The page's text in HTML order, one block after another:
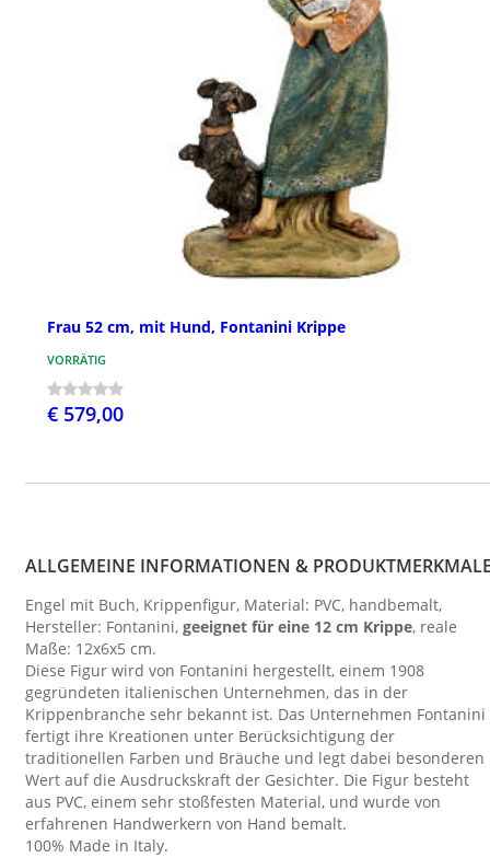
Frau 52 cm, mit Hund, Fontanini Krippe
VORRÄTIG
€ 579,00
ALLGEMEINE INFORMATIONEN &
Engel mit Buch, Krippenfigur, Material: PVC, handbemalt,
Hersteller: Fontanini, geeignet für eine 12 cm Krippe, reale
Maße: 12x6x5 cm.
Diese Figur wird von Fontanini hergestellt, einem 1908
gegründeten italienischen Unternehmen, das in der
Krippenbranche sehr bekannt ist. Das Unternehmen Fontanini
fertigt ihre Kreationen unter Berücksichtigung der
traditionellen Farben und Bräuche und legt dabei besonderen
Wert auf die Ausdruckskraft der Gesichter. Die Figur besteht
aus PVC, einem sehr stoßfesten Material, und wurde von
erfahrenen Handwerkern von Hand bemalt.
100% Made in Italy.